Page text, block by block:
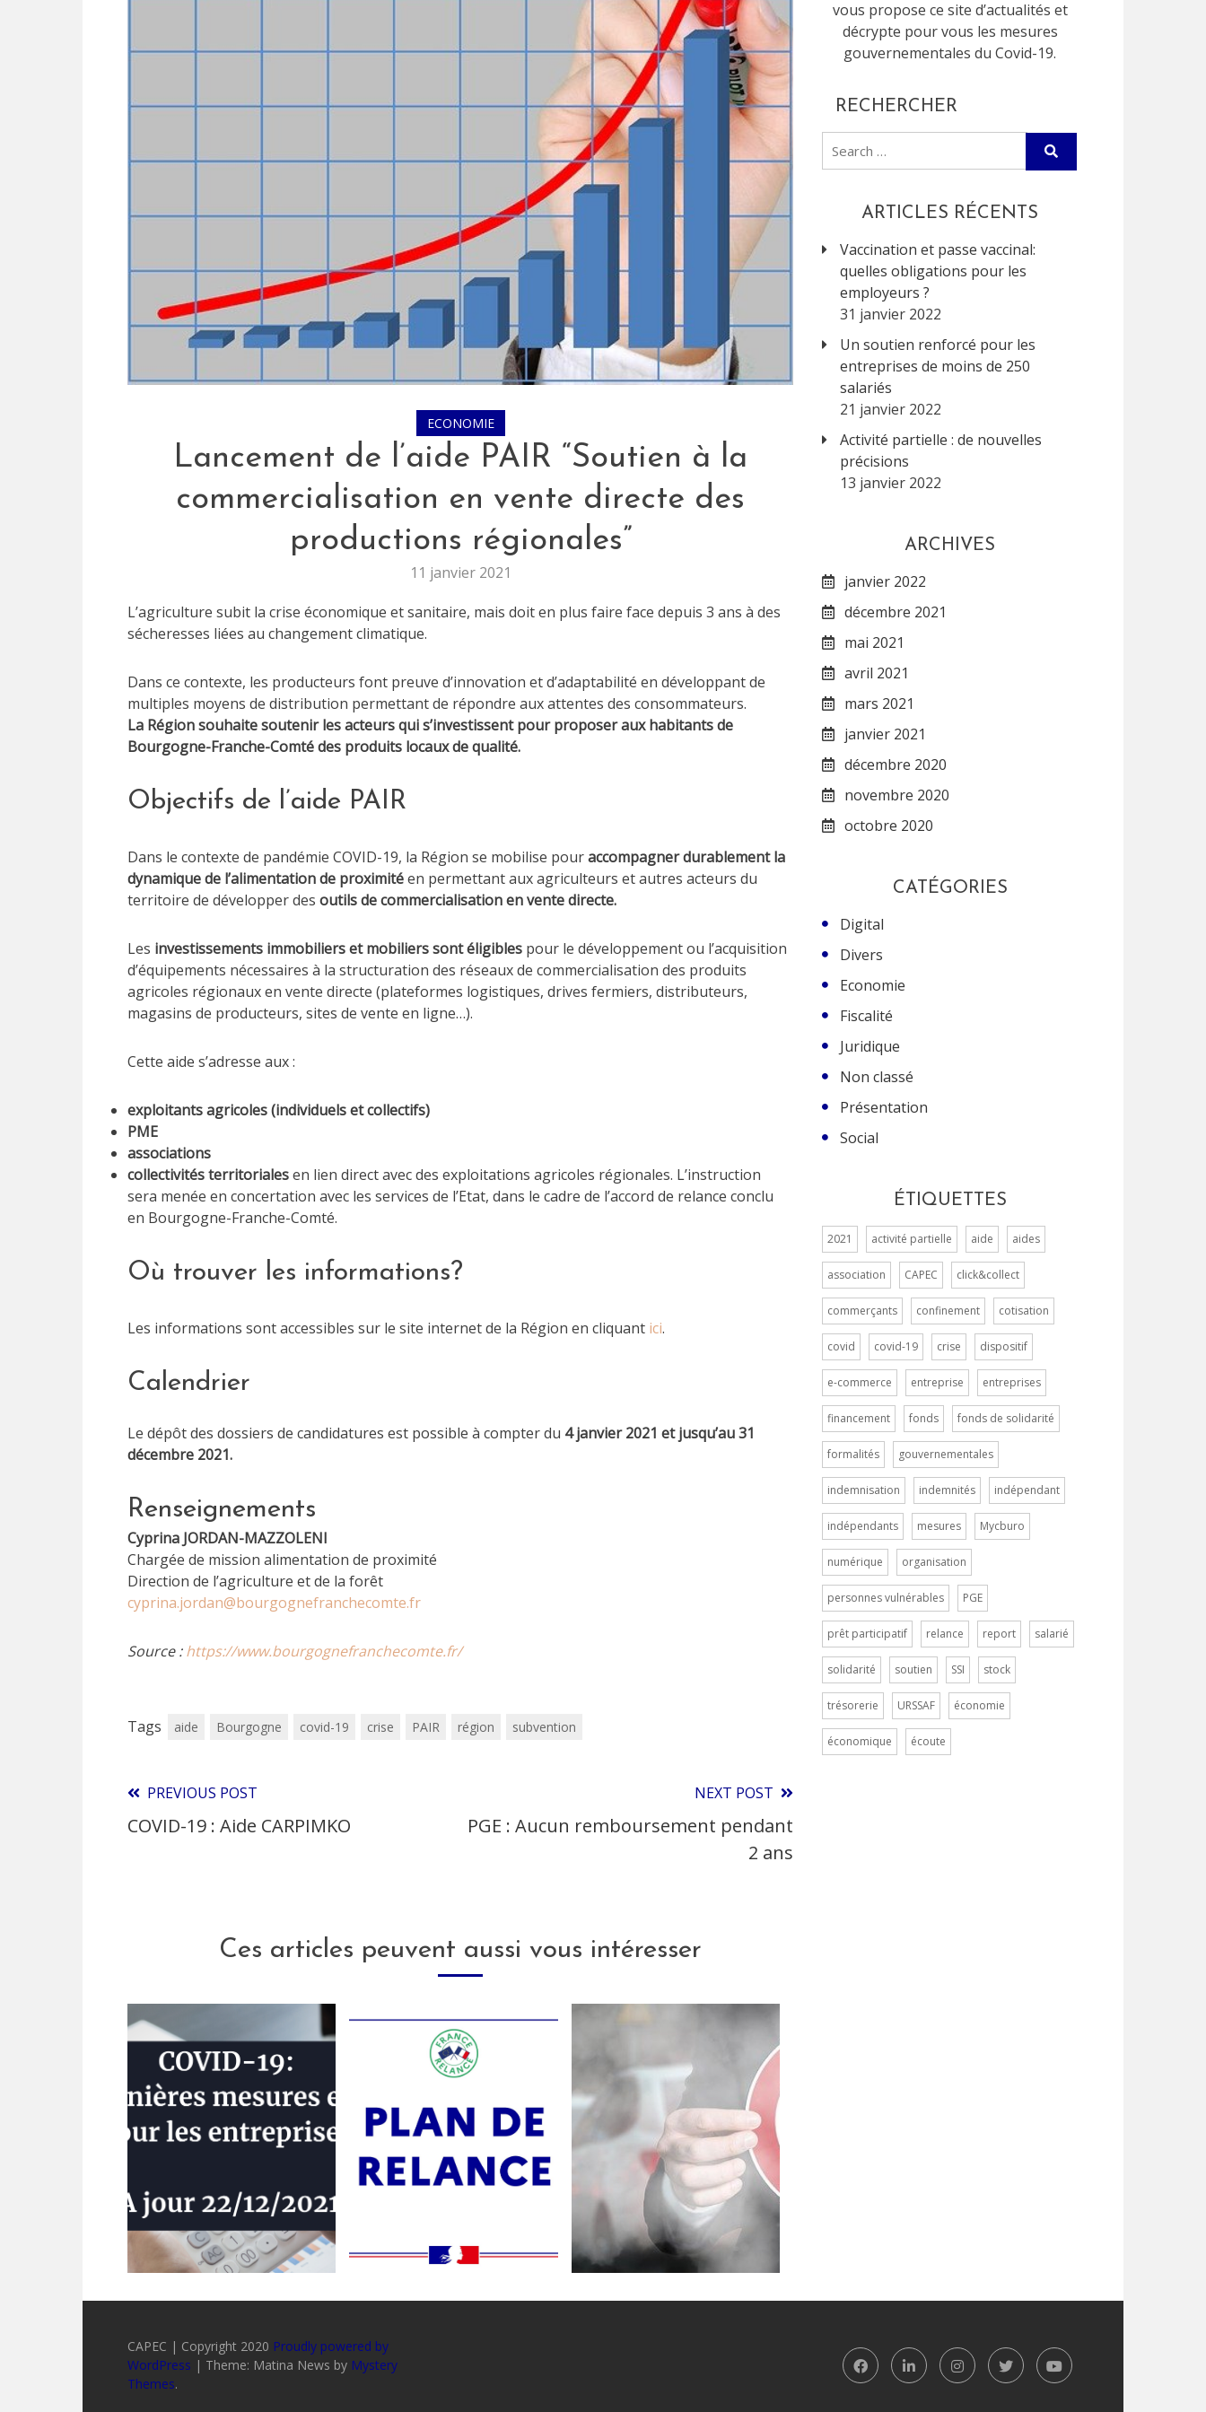
ECONOMIE
Lancement de l’aide PAIR “Soutien à la
commercialisation en vente directe des
productions régionales”
11 janvier 2021
L’agriculture subit la crise économique et sanitaire, mais doit en plus faire face depuis 3 ans à des
sécheresses liées au changement climatique.
Dans ce contexte, les producteurs font preuve d’innovation et d’adaptabilité en développant de
multiples moyens de distribution permettant de répondre aux attentes des consommateurs.
La Région souhaite soutenir les acteurs qui s’investissent pour proposer aux habitants de
Bourgogne-Franche-Comté des produits locaux de qualité.
Objectifs de l’aide PAIR
Dans le contexte de pandémie COVID-19, la Région se mobilise pouraccompagner durablement la
dynamique de l’alimentation de proximitéen permettant aux agriculteurs et autres acteurs du
territoire de développer des outils de commercialisation en vente directe.
Les investissements immobiliers et mobiliers sont éligibles pour le développement ou l’acquisition
d’équipements nécessaires à la structuration des réseaux de commercialisation des produits
agricoles régionaux en vente directe (plateformes logistiques, drives fermiers, distributeurs,
magasins de producteurs, sites de vente en ligne…).
Cette aide s’adresse aux :
exploitants agricoles (individuels et collectifs)
PME
associations
collectivités territorialesen lien direct avec des exploitations agricoles régionales. L’instruction
sera menée en concertation avec les services de l’Etat, dans le cadre de l’accord de relance conclu
en Bourgogne-Franche-Comté.
Où trouver les informations?
Les informations sont accessibles sur le site internet de la Région en cliquant ici.
Calendrier
Le dépôt des dossiers de candidatures est possible à compter du 4 janvier 2021 et jusqu’au 31
décembre 2021.
Renseignements
Cyprina JORDAN-MAZZOLENI
Chargée de mission alimentation de proximité
Direction de l’agriculture et de la forêt
cyprina.jordan@bourgognefranchecomte.fr
Source :https://www.bourgognefranchecomte.fr/
Tags aide Bourgogne covid-19 crise PAIR région subvention
Read
more
PREVIOUS POST
COVID-19 : Aide CARPIMKO
NEXT POST
PGE : Aucun remboursement pendant
2 ans
Ces articles peuvent aussi vous intéresser
vous propose ce site d’actualités et
décrypte pour vous les mesures
gouvernementales du Covid-19.
RECHERCHER
Search
ARTICLES RÉCENTS
Vaccination et passe vaccinal:
quelles obligations pour les
employeurs ?
31 janvier 2022
Un soutien renforcé pour les
entreprises de moins de 250
salariés
21 janvier 2022
Activité partielle : de nouvelles
précisions
13 janvier 2022
ARCHIVES
janvier 2022
décembre 2021
mai 2021
avril 2021
mars 2021
janvier 2021
décembre 2020
novembre 2020
octobre 2020
CATÉGORIES
Digital
Divers
Economie
Fiscalité
Juridique
Non classé
Présentation
Social
ÉTIQUETTES
2021 activité partielle aide aides
association CAPEC click&collect
commerçants confinement cotisation
covid covid-19 crise dispositif
e-commerce entreprise entreprises
financement fonds fonds de solidarité
formalités gouvernementales
indemnisation indemnités indépendant
indépendants mesures Mycburo
numérique organisation
personnes vulnérables PGE
prêt participatif relance report salarié
solidarité soutien SSI stock
trésorerie URSSAF économie
économique écoute
CAPEC | Copyright 2020 Proudly powered by
WordPress | Theme: Matina News by Mystery
Themes.